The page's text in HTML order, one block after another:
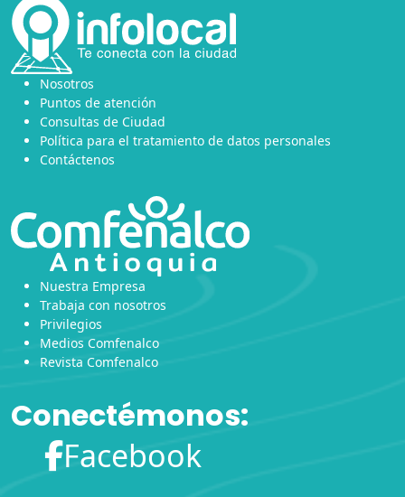
Nosotros
Puntos de atención
Consultas de Ciudad
Política para el tratamiento de datos personales
Contáctenos
Nuestra Empresa
Trabaja con nosotros
Privilegios
Medios Comfenalco
Revista Comfenalco
Conectémonos:
Facebook